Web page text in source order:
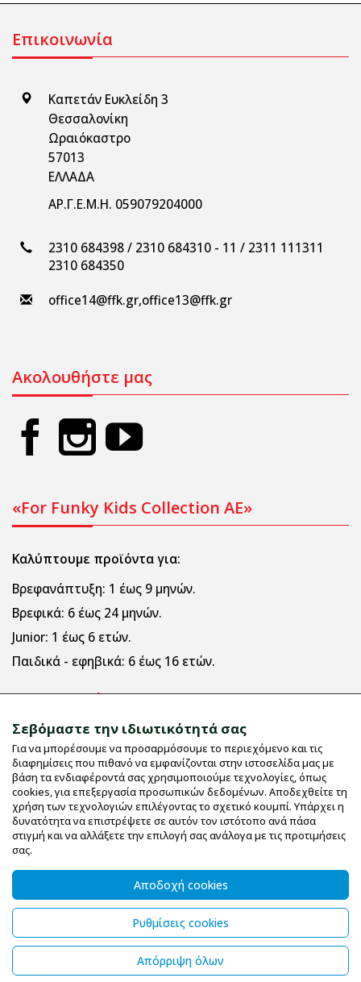
Επικοινωνία
Καπετάν Ευκλείδη 3
Θεσσαλονίκη
Ωραιόκαστρο
57013
ΕΛΛΑΔΑ
ΑΡ.Γ.Ε.Μ.Η. 059079204000
2310 684398 / 2310 684310 - 11 / 2311 111311
2310 684350
office14@ffk.gr,office13@ffk.gr
Ακολουθήστε μας
«For Funky Kids Collection AE»
Καλύπτουμε προϊόντα για:
Βρεφανάπτυξη: 1 έως 9 μηνών.
Βρεφικά: 6 έως 24 μηνών.
Junior: 1 έως 6 ετών.
Παιδικά - εφηβικά: 6 έως 16 ετών.
Πληροφορίες
Εταιρικό Προφίλ
Όροι χρήσης
Μεγεθολόγιο
Επικοινωνία
UV Protective
Οδηγίες Πλυσίματος
Χαρούμενο σιδέρωμα
© 2026 forfunkykids.gr - All Rights Reserved
Σεβόμαστε την ιδιωτικότητά σας
Για να μπορέσουμε να προσαρμόσουμε το περιεχόμενο και τις
διαφημίσεις που πιθανό να εμφανίζονται στην ιστοσελίδα μας με
βάση τα ενδιαφέροντά σας χρησιμοποιούμε τεχνολογίες, όπως
cookies, για επεξεργασία προσωπικών δεδομένων. Αποδεχθείτε τη
χρήση των τεχνολογιών επιλέγοντας το σχετικό κουμπί. Υπάρχει η
δυνατότητα να επιστρέψετε σε αυτόν τον ιστότοπο ανά πάσα
στιγμή και να αλλάξετε την επιλογή σας ανάλογα με τις προτιμήσεις
σας.
Αποδοχή cookies
Ρυθμίσεις cookies
Απόρριψη όλων